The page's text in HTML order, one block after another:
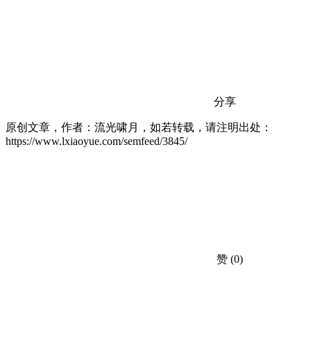
分享
原创文章，作者：流光啸月，如若转载，请注明出处：
https://www.lxiaoyue.com/semfeed/3845/
赞 (0)